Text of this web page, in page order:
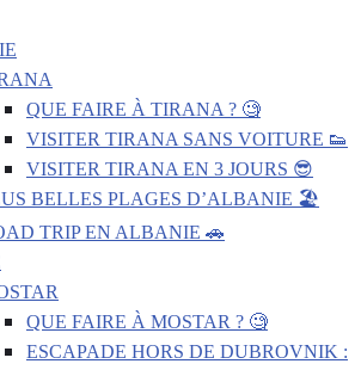
QUE FAIRE À TIRANA ? 🧐
VISITER TIRANA SANS VOITURE 👟
VISITER TIRANA EN 3 JOURS 😎
BELLES PLAGES D’ALBANIE 🏖️
TRIP EN ALBANIE 🚗
QUE FAIRE À MOSTAR ? 🧐
ESCAPADE HORS DE DUBROVNIK :